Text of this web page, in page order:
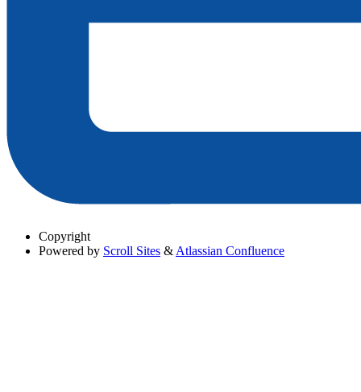
Copyright
Powered by Scroll Sites & Atlassian Confluence